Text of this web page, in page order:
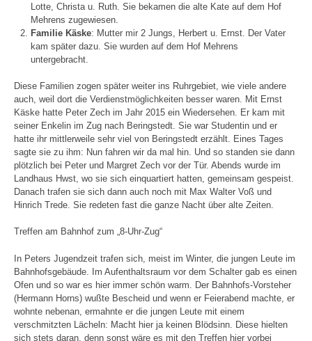
Lotte, Christa u. Ruth. Sie bekamen die alte Kate auf dem Hof
Mehrens zugewiesen.
Familie Käske: Mutter mir 2 Jungs, Herbert u. Ernst. Der Vater
kam später dazu. Sie wurden auf dem Hof Mehrens
untergebracht.
Diese Familien zogen später weiter ins Ruhrgebiet, wie viele andere
auch, weil dort die Verdienstmöglichkeiten besser waren. Mit Ernst
Käske hatte Peter Zech im Jahr 2015 ein Wiedersehen. Er kam mit
seiner Enkelin im Zug nach Beringstedt. Sie war Studentin und er
hatte ihr mittlerweile sehr viel von Beringstedt erzählt. Eines Tages
sagte sie zu ihm: Nun fahren wir da mal hin. Und so standen sie dann
plötzlich bei Peter und Margret Zech vor der Tür. Abends wurde im
Landhaus Hwst, wo sie sich einquartiert hatten, gemeinsam gespeist.
Danach trafen sie sich dann auch noch mit Max Walter Voß und
Hinrich Trede. Sie redeten fast die ganze Nacht über alte Zeiten.
Treffen am Bahnhof zum „8-Uhr-Zug“
In Peters Jugendzeit trafen sich, meist im Winter, die jungen Leute im
Bahnhofsgebäude. Im Aufenthaltsraum vor dem Schalter gab es einen
Ofen und so war es hier immer schön warm. Der Bahnhofs-Vorsteher
(Hermann Horns) wußte Bescheid und wenn er Feierabend machte, er
wohnte nebenan, ermahnte er die jungen Leute mit einem
verschmitzten Lächeln: Macht hier ja keinen Blödsinn. Diese hielten
sich stets daran, denn sonst wäre es mit den Treffen hier vorbei